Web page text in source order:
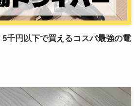
千円以下で買えるコスパ最強の電